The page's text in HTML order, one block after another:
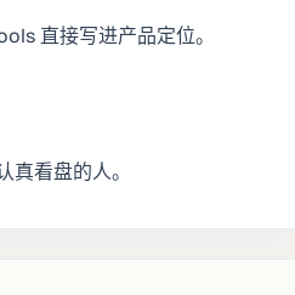
直接写进产品定位。
看盘的人。